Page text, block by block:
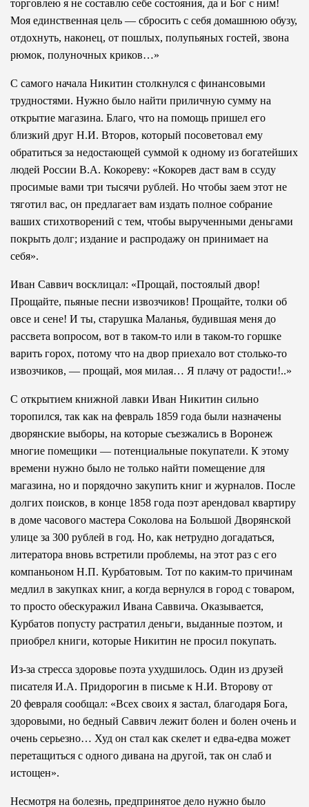
торговлею я не составлю себе состояния, да и Бог с ним!
Моя единственная цель — сбросить с себя домашнюю обузу,
отдохнуть, наконец, от пошлых, полупьяных гостей, звона
рюмок, полуночных криков…»
С самого начала Никитин столкнулся с финансовыми
трудностями. Нужно было найти приличную сумму на
открытие магазина. Благо, что на помощь пришел его
близкий друг Н.И. Второв, который посоветовал ему
обратиться за недостающей суммой к одному из богатейших
людей России В.А. Кокореву: «Кокорев даст вам в ссуду
просимые вами три тысячи рублей. Но чтобы заем этот не
тяготил вас, он предлагает вам издать полное собрание
ваших стихотворений с тем, чтобы вырученными деньгами
покрыть долг; издание и распродажу он принимает на
себя».
Иван Саввич восклицал: «Прощай, постоялый двор!
Прощайте, пьяные песни извозчиков! Прощайте, толки об
овсе и сене! И ты, старушка Маланья, будившая меня до
рассвета вопросом, вот в таком-то или в таком-то горшке
варить горох, потому что на двор приехало вот столько-то
извозчиков, — прощай, моя милая… Я плачу от радости!..»
С открытием книжной лавки Иван Никитин сильно
торопился, так как на февраль 1859 года были назначены
дворянские выборы, на которые съезжались в Воронеж
многие помещики — потенциальные покупатели. К этому
времени нужно было не только найти помещение для
магазина, но и порядочно закупить книг и журналов. После
долгих поисков, в конце 1858 года поэт арендовал квартиру
в доме часового мастера Соколова на Большой Дворянской
улице за 300 рублей в год. Но, как нетрудно догадаться,
литератора вновь встретили проблемы, на этот раз с его
компаньоном Н.П. Курбатовым. Тот по каким-то причинам
медлил в закупках книг, а когда вернулся в город с товаром,
то просто обескуражил Ивана Саввича. Оказывается,
Курбатов попусту растратил деньги, выданные поэтом, и
приобрел книги, которые Никитин не просил покупать.
Из-за стресса здоровье поэта ухудшилось. Один из друзей
писателя И.А. Придорогин в письме к Н.И. Второву от
20 февраля сообщал: «Всех своих я застал, благодаря Бога,
здоровыми, но бедный Саввич лежит болен и болен очень и
очень серьезно… Худ он стал как скелет и едва-едва может
перетащиться с одного дивана на другой, так он слаб и
истощен».
Несмотря на болезнь, предпринятое дело нужно было